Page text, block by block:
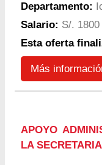
Departamento:
Salario: S/.
Esta oferta
Más
APOYO
LA